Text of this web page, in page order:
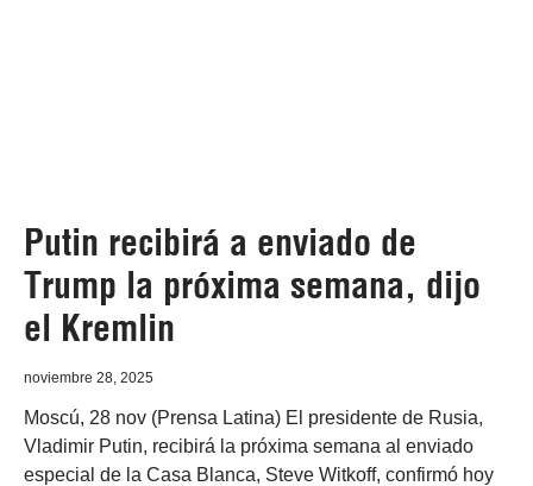
Putin recibirá a enviado de
Trump la próxima semana, dijo
el Kremlin
noviembre 28, 2025
Moscú, 28 nov (Prensa Latina) El presidente de Rusia,
Vladimir Putin, recibirá la próxima semana al enviado
especial de la Casa Blanca, Steve Witkoff, confirmó hoy